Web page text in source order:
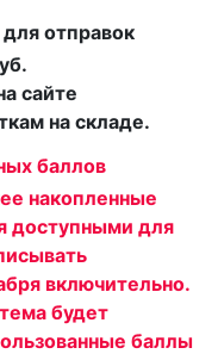
отправок
сайте
на складе.
баллов
накопленные
доступными для
включительно.
будет
баллы